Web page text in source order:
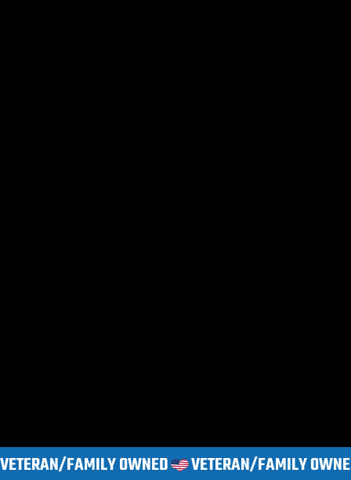
VETERAN/FAMILY OWNED